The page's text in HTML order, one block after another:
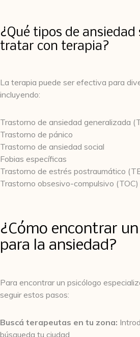
¿Qué tipos de ansiedad
tratar con terapia?
La terapia puede ser efectiva para
incluyendo:
Trastorno de ansiedad generalizada
Trastorno de pánico
Trastorno de ansiedad social
Fobias específicas
Trastorno de estrés postraumático
Trastorno obsesivo-compulsivo (TOC)
¿Cómo encontrar
para la ansiedad?
Para encontrar un psicólogo
seguir estos pasos:
Buscá terapeutas en tu zona:
búsqueda tu ciudad